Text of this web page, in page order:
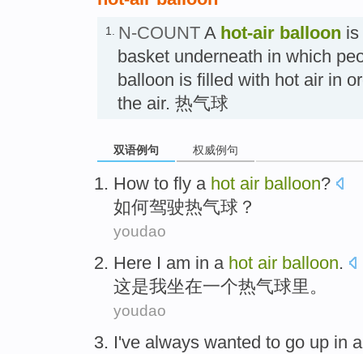
1. N-COUNT A hot-air balloon
basket underneath in which
balloon is filled with hot air in
the air. 热气球
双语例句 权威例句
How to fly a hot air balloon?
如何驾驶热气球？
youdao
Here I am in a hot air balloon.
这是我坐在一个热气球里。
youdao
I've always wanted to go up in